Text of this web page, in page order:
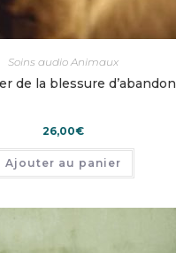
Soins audio Animaux
de la blessure d’abandon
26,00€
Ajouter au panier